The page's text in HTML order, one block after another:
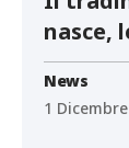
nasce,
News
1